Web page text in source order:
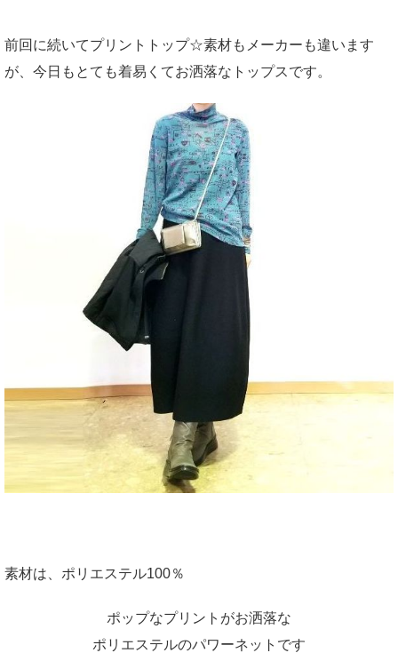
前回に続いてプリントトップ☆素材もメーカーも違います
が、今日もとても着易くてお洒落なトップスです。
素材は、ポリエステル100％
ポップなプリントがお洒落な
ポリエステルのパワーネットです